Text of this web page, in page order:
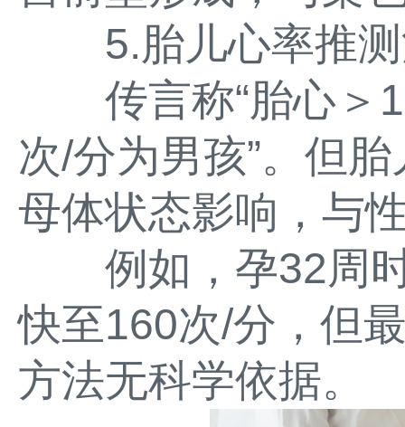
5.胎儿心率推测
传言称“胎心＞
次/分为男孩”。但
母体状态影响，与
例如，孕32周时
快至160次/分，但
方法无科学依据。